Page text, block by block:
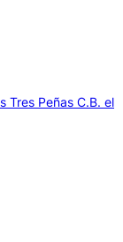
Tres Peñas C.B. el